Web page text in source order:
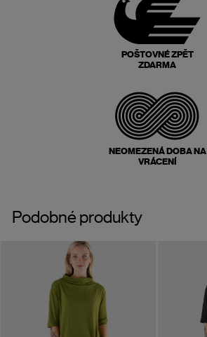
POŠTOVNÉ ZPĚT
ZDARMA
NEOMEZENÁ DOBA NA
VRÁCENÍ
Podobné produkty